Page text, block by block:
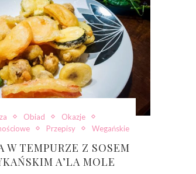
Obiad
Okazje
Przepisy Wegańskie
W TEMPURZE Z SOSEM
A’LA MOLE